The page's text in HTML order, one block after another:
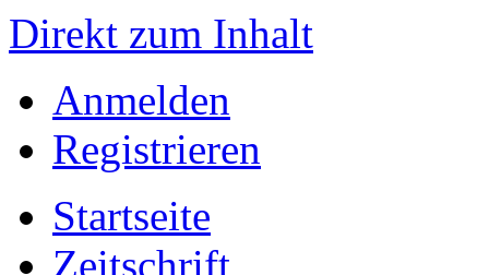
Direkt zum Inhalt
Anmelden
Registrieren
Startseite
Zeitschrift